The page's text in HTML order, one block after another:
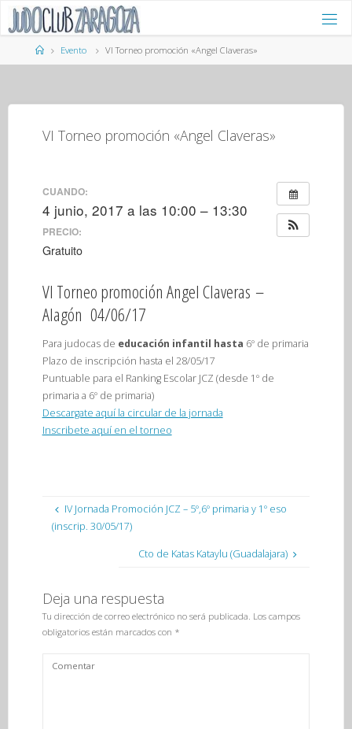
Saltar
contenidoPágina
de
Evento VI Torneo promoción «Angel Claveras»
VI Torneo promoción «Angel Claveras»
CUANDO:
4 junio, 2017 a las 10:00 – 13:30
PRECIO:
Gratuito
VI Torneo promoción Angel Claveras –
Alagón 04/06/17
Para judocas de educación infantil hasta 6º de primaria
Plazo de inscripción hasta el 28/05/17
Puntuable para el Ranking Escolar JCZ (desde 1º de
primaria a 6º de primaria)
Descargate aquí la circular de la jornada
Inscribete aquí en el torneo
IV Jornada Promoción JCZ – 5º,6º primaria y 1º eso
(inscrip. 30/05/17)
Cto de Katas Kataylu (Guadalajara)
Deja una respuesta
Tu dirección de correo electrónico no será publicada. Los campos
obligatorios están marcados con *